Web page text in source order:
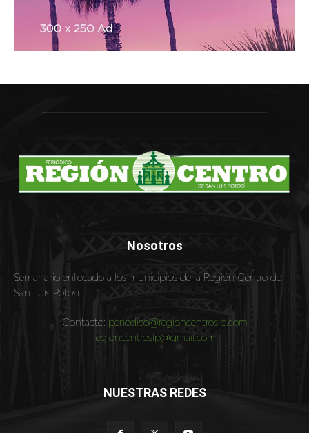
Nosotros
Semanario enfocado a los municipios de la Región Centro de
San Luis Potosí
Contacto: periodico@regioncentroslp.com
regioncentroslp@gmail.com
NUESTRAS REDES